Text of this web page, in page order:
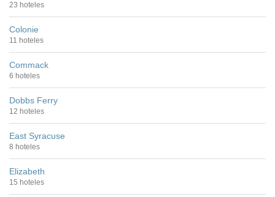
23 hoteles
Colonie
11 hoteles
Commack
6 hoteles
Dobbs Ferry
12 hoteles
East Syracuse
8 hoteles
Elizabeth
15 hoteles